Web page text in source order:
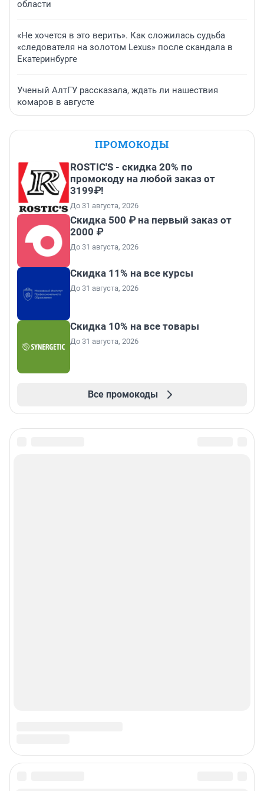
области
«Не хочется в это верить». Как сложилась судьба
«следователя на золотом Lexus» после скандала в
Екатеринбурге
Ученый АлтГУ рассказала, ждать ли нашествия
комаров в августе
ПРОМОКОДЫ
ROSTIC'S - скидка 20% по
промокоду на любой заказ от
3199₽!
До 31 августа, 2026
Скидка 500 ₽ на первый заказ от
2000 ₽
До 31 августа, 2026
Скидка 11% на все курсы
До 31 августа, 2026
Скидка 10% на все товары
До 31 августа, 2026
Все промокоды